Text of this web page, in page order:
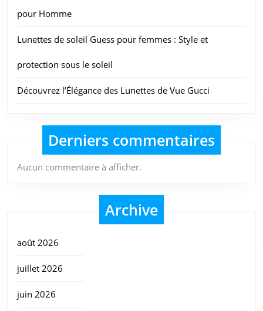
pour Homme
Lunettes de soleil Guess pour femmes : Style et
protection sous le soleil
Découvrez l’Élégance des Lunettes de Vue Gucci
Derniers commentaires
Aucun commentaire à afficher.
Archive
août 2026
juillet 2026
juin 2026